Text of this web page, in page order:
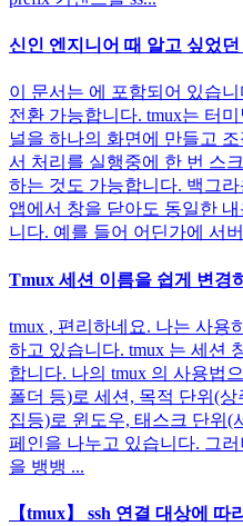
신인 엔지니어 때 알고 싶었
이 문서는 에 포함되어 있습
전환 가능합니다. tmux는 터
널을 하나의 화면에 만들고
서 처리를 실행중에 한 번 스
하는 것도 가능합니다. 백그
앱에서 창을 닫아도 동일한
니다. 예를 들어 어딘가에 서
Tmux 세션 이름을 쉽게 변경
tmux , 편리하네요. 나는 사용
하고 있습니다. tmux 는 세션
합니다. 나의 tmux 의 사용법
폴더 등)로 세션, 목적 단위(
집등)로 윈도우, 태스크 단위(
페인을 나누고 있습니다. 그
을 뱅뱅 ...
【tmux】 ssh 연결 대상에